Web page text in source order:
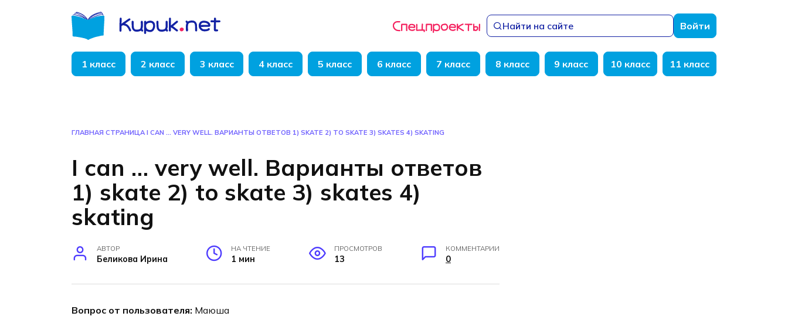
Найти на сайте Войти
1 класс 2 класс 3 класс 4 класс 5 класс 6 класс 7 класс 8 класс 9 класс 10 класс 11 класс
ГЛАВНАЯ СТРАНИЦА I CAN … VERY WELL. ВАРИАНТЫ ОТВЕТОВ 1) SKATE 2) TO SKATE 3) SKATES 4) SKATING
I can … very well. Варианты ответов
1) skate 2) to skate 3) skates 4)
skating
АВТОР
Беликова Ирина
НА ЧТЕНИЕ
1 мин
ПРОСМОТРОВ
13
КОММЕНТАРИИ
0
Вопрос от пользователя: Маюша